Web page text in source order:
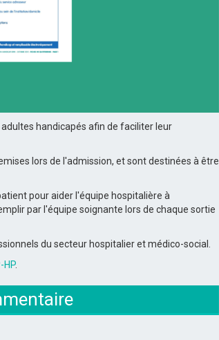
adultes handicapés afin de faciliter leur
lors de l'admission, et sont destinées à être
pour aider l'équipe hospitalière à
par l'équipe soignante lors de chaque sortie
du secteur hospitalier et médico-social.
HP.